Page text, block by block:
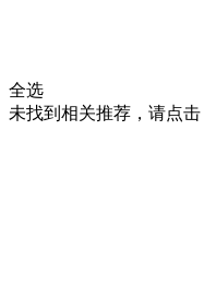
全选
未找到相关推荐，请点击